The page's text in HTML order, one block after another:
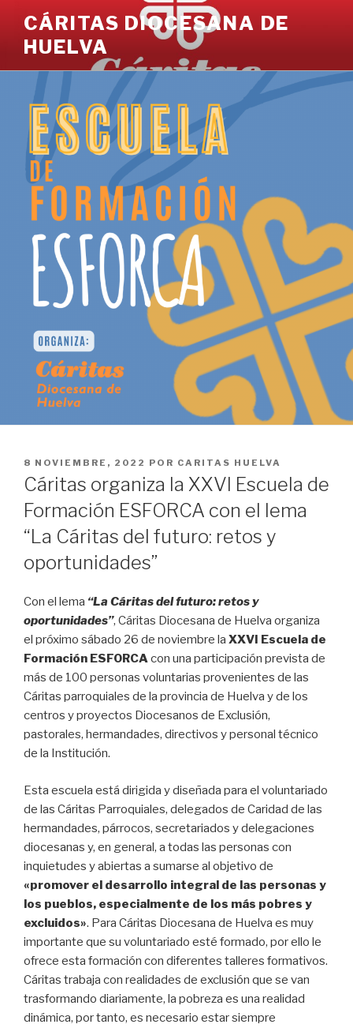
contenido
CÁRITAS DIOCESANA DE
HUELVA
PUBLICADO
EN
8 NOVIEMBRE, 2022 POR CARITAS HUELVA
Cáritas organiza la XXVI Escuela de
Formación ESFORCA con el lema
“La Cáritas del futuro: retos y
oportunidades”
Con el lema “La Cáritas del futuro: retos y
oportunidades”, Cáritas Diocesana de Huelva organiza
el próximo sábado 26 de noviembre la XXVI Escuela de
Formación ESFORCAcon una participación prevista de
más de 100 personas voluntarias provenientes de las
Cáritas parroquiales de la provincia de Huelva y de los
centros y proyectos Diocesanos de Exclusión,
pastorales, hermandades, directivos y personal técnico
de la Institución.
Esta escuela está dirigida y diseñada para el voluntariado
de las Cáritas Parroquiales, delegados de Caridad de las
hermandades, párrocos, secretariados y delegaciones
diocesanas y, en general, a todas las personas con
inquietudes y abiertas a sumarse al objetivo de
«promover el desarrollo integral de las personas y
los pueblos, especialmente de los más pobres y
excluidos». Para Cáritas Diocesana de Huelva es muy
importante que su voluntariado esté formado, por ello le
ofrece esta formación con diferentes talleres formativos.
Cáritas trabaja con realidades de exclusión que se van
trasformando diariamente, la pobreza es una realidad
dinámica, por tanto, es necesario estar siempre